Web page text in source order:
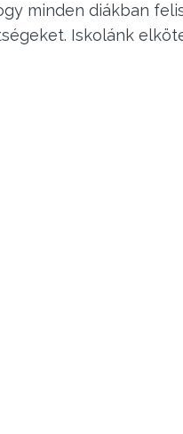
minden diákban
Iskolánk